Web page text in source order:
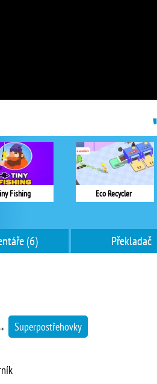
Fishing Eco Recycler
(6) Překladač
Superpostřehovky